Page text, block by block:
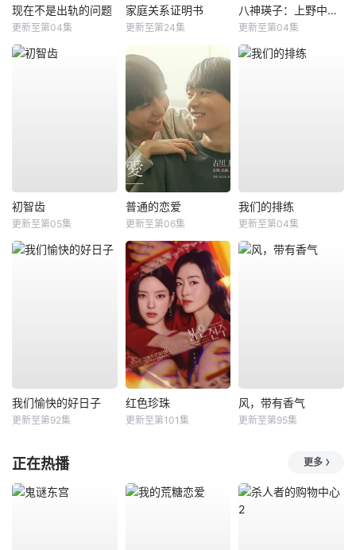
现在不是出轨的问题
更新至第04集
家庭关系证明书
更新至第24集
八神瑛子：上野中央署组织犯罪对策课
更新至第04集
初智齿
更新至第05集
普通的恋爱
更新至第06集
我们的排练
更新至第04集
我们愉快的好日子
更新至第92集
红色珍珠
更新至第101集
风，带有香气
更新至第95集
正在热播 更多